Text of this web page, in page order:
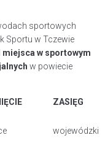
sportowych
Sportu w Tczewie
miejsca w sportowym
w powiecie
ZASIĘG
wojewódzki